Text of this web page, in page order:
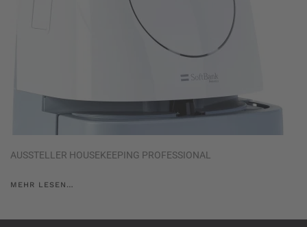
AUSSTELLER HOUSEKEEPING PROFESSIONAL
MEHR LESEN…